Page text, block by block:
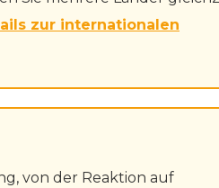
zur internationalen
von der Reaktion auf